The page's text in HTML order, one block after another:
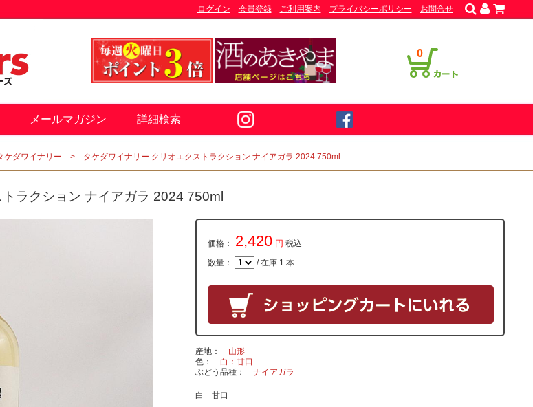
0
ログイン 会員登録 ご利用案内 プライバシーポリシー お問合せ
メールマガジン 詳細検索
ケダワイナリー タケダワイナリー クリオエクストラクション ナイアガラ 2024 750ml
ラクション ナイアガラ 2024 750ml
価格： 2,420 円 税込
数量： / 在庫 1 本
産地
山形
色
白：甘口
ぶどう品種
ナイアガラ
白 甘口